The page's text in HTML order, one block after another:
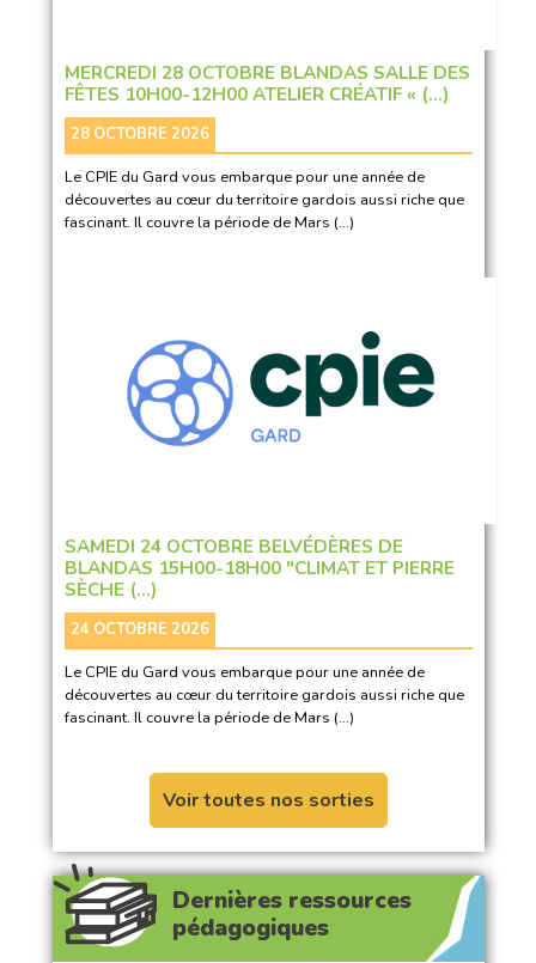
MERCREDI 28 OCTOBRE BLANDAS SALLE DES
FÊTES 10H00-12H00 ATELIER CRÉATIF « (…)
28 OCTOBRE 2026
Le CPIE du Gard vous embarque pour une année de
découvertes au cœur du territoire gardois aussi riche que
fascinant. Il couvre la période de Mars (…)
SAMEDI 24 OCTOBRE BELVÉDÈRES DE
BLANDAS 15H00-18H00 "CLIMAT ET PIERRE
SÈCHE (…)
24 OCTOBRE 2026
Le CPIE du Gard vous embarque pour une année de
découvertes au cœur du territoire gardois aussi riche que
fascinant. Il couvre la période de Mars (…)
Voir toutes nos sorties
Dernières ressources
pédagogiques